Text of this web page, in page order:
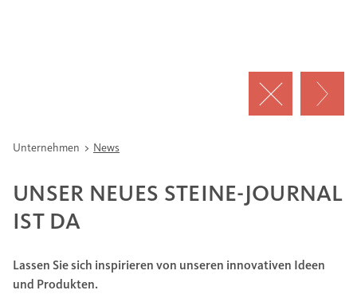
Unternehmen News
UNSER NEUES STEINE-JOURNAL
IST DA
Lassen Sie sich inspirieren von unseren innovativen Ideen
und Produkten.